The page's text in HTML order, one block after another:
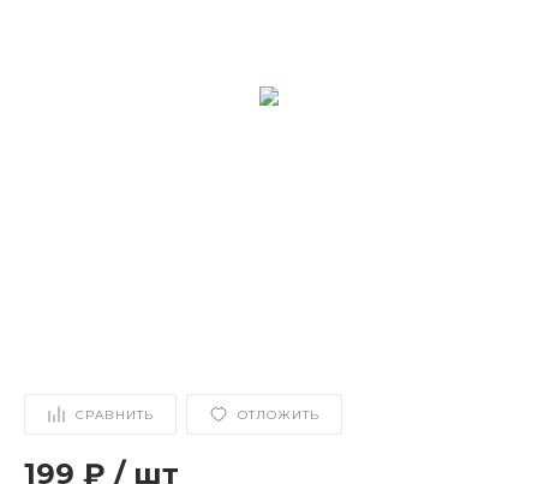
СРАВНИТЬ ОТЛОЖИТЬ
199 ₽ / шт